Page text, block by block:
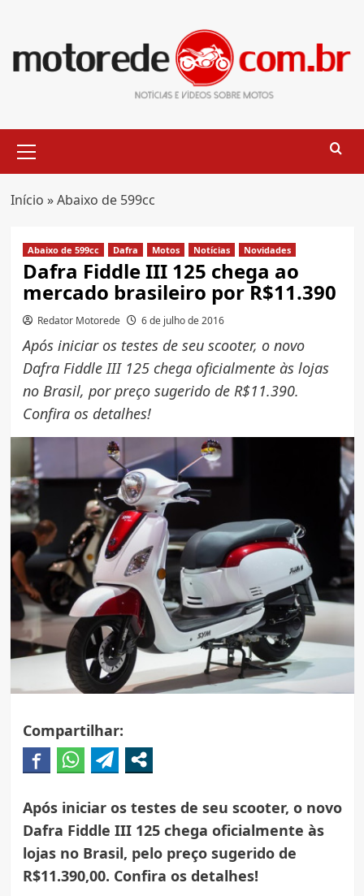
content
Menu
Início »Abaixo de 599cc
Abaixo de 599cc Dafra Motos Notícias Novidades
Dafra Fiddle III 125 chega ao
mercado brasileiro por R$11.390
Redator Motorede 6 de julho de 2016
Após iniciar os testes de seu scooter, o novo
Dafra Fiddle III 125 chega oficialmente às lojas
no Brasil, por preço sugerido de R$11.390.
Confira os detalhes!
Compartilhar:
Após iniciar os testes de seu scooter, o novo
Dafra Fiddle III 125 chega oficialmente às
lojas no Brasil, pelo preço sugerido de
R$11.390,00. Confira os detalhes!